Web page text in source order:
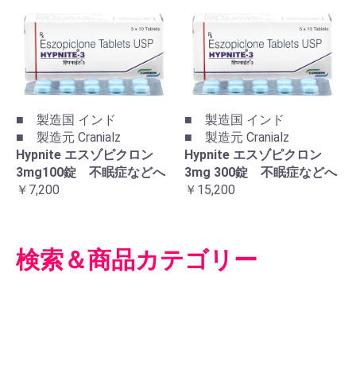
■ 製造国 インド
■ 製造元 Cranialz
Hypnite エスゾピクロン
3mg100錠 不眠症などへ
￥7,200
■ 製造国 インド
■ 製造元 Cranialz
Hypnite エスゾピクロン
3mg 300錠 不眠症などへ
￥15,200
検索＆商品カテゴリー